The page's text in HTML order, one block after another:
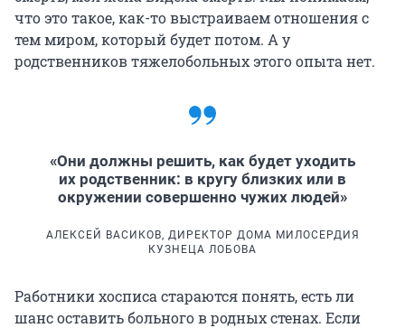
что это такое, как-то выстраиваем отношения с
тем миром, который будет потом. А у
родственников тяжелобольных этого опыта нет.
«Они должны решить, как будет уходить
их родственник: в кругу близких или в
окружении совершенно чужих людей»
АЛЕКСЕЙ ВАСИКОВ, ДИРЕКТОР ДОМА МИЛОСЕРДИЯ
КУЗНЕЦА ЛОБОВА
Работники хосписа стараются понять, есть ли
шанс оставить больного в родных стенах. Если